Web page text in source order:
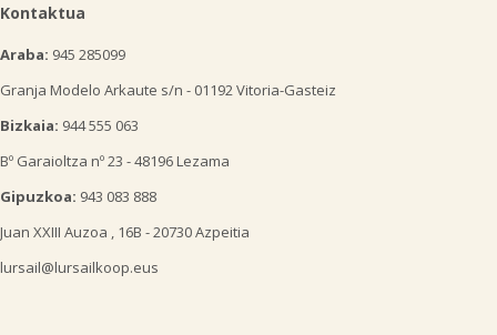
Kontaktua
Araba: 945 285099
Granja Modelo Arkaute s/n - 01192 Vitoria-Gasteiz
Bizkaia: 944 555 063
Bº Garaioltza nº 23 - 48196 Lezama
Gipuzkoa: 943 083 888
Juan XXIII Auzoa , 16B - 20730 Azpeitia
lursail@lursailkoop.eus